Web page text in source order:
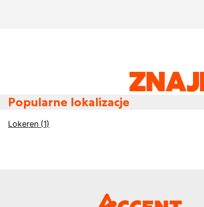
Popularne lokalizacje
Lokeren (1)